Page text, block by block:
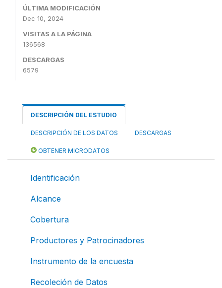
ÚLTIMA MODIFICACIÓN
Dec 10, 2024
VISITAS A LA PÁGINA
136568
DESCARGAS
6579
DESCRIPCIÓN DEL ESTUDIO
DESCRIPCIÓN DE LOS DATOS DESCARGAS
OBTENER MICRODATOS
Identificación
Alcance
Cobertura
Productores y Patrocinadores
Instrumento de la encuesta
Recoleción de Datos